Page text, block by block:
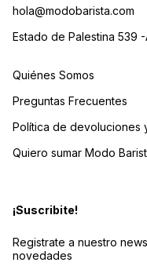
hola@modobarista.com
Estado de Palestina 539
Quiénes Somos
Preguntas Frecuentes
Política de devoluciones
Quiero sumar Modo
¡Suscribite!
Registrate a nuestro
novedades